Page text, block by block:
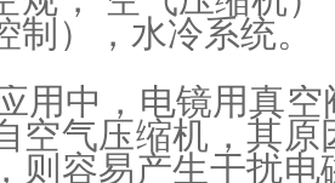
制），水冷系统。
用中， 电镜用真
空气压缩机，其
则容易产生干扰